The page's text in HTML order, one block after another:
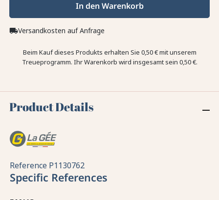
In den Warenkorb
local_shippingVersandkosten auf Anfrage
Beim Kauf dieses Produkts erhalten Sie 0,50 €mit unserem
Treueprogramm. Ihr Warenkorb wird insgesamt sein 0,50 €.
Product Details
Reference P1130762
Specific References